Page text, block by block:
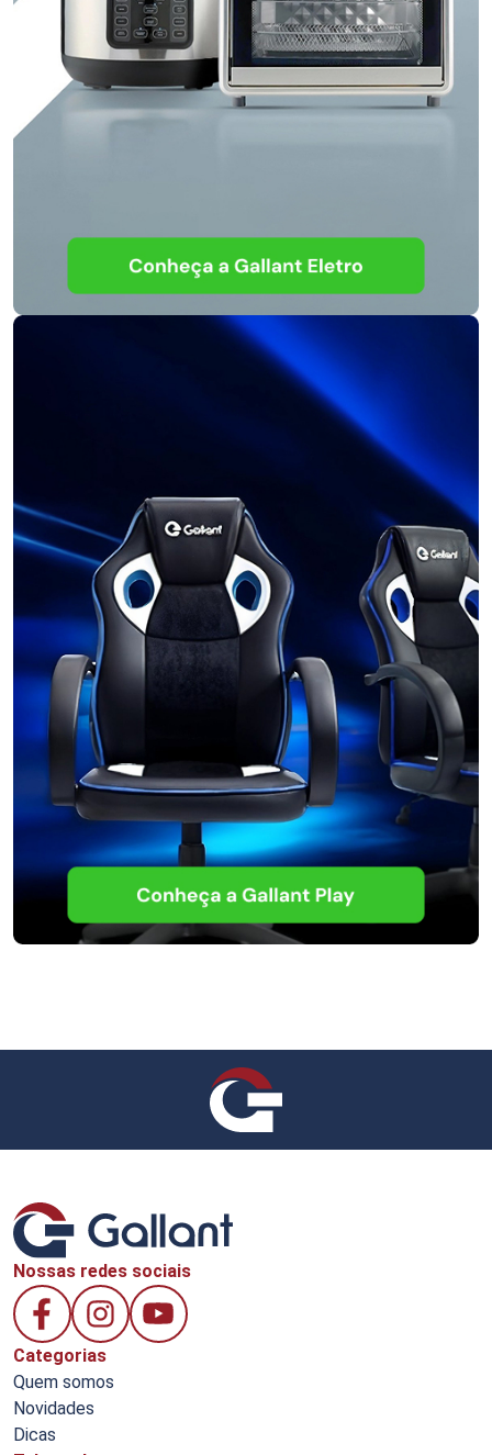
Nossas redes sociais
Categorias
Quem somos
Novidades
Dicas